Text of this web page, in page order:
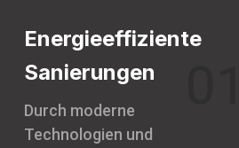
Energieeffiziente
Sanierungen
Durch moderne
Technologien und